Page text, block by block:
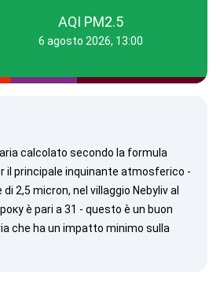
AQI PM2.5
6 agosto 2026, 13:00
calcolato secondo la formula
il principale inquinante atmosferico -
2,5 micron, nel villaggio Nebyliv al
è pari a 31 - questo è un buon
che ha un impatto minimo sulla